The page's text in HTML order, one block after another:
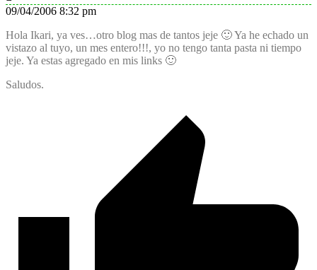
09/04/2006 8:32 pm
Hola Ikari, ya ves…otro blog mas de tantos jeje 🙂 Ya he echado un
vistazo al tuyo, un mes entero!!!, yo no tengo tanta pasta ni tiempo
jeje. Ya estas agregado en mis links 🙂
Saludos.